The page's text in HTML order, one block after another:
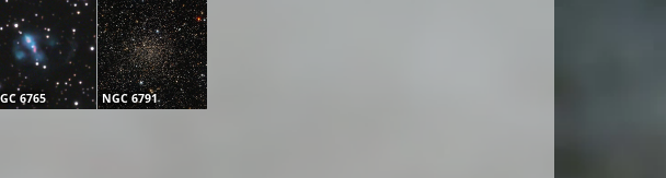
6765 NGC 6791